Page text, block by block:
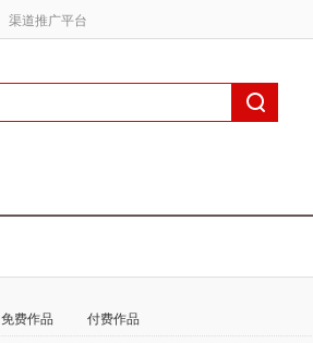
渠道推广平台
免费作品
付费作品